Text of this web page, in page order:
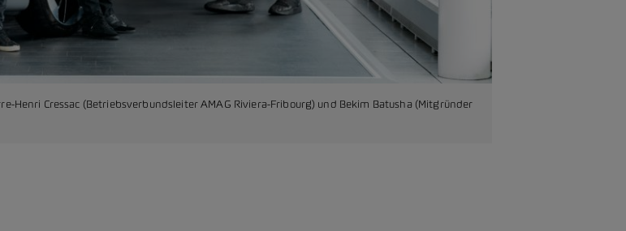
Henri Cressac (Betriebsverbundsleiter AMAG Riviera-Fribourg) und Bekim Batusha (Mitgründer